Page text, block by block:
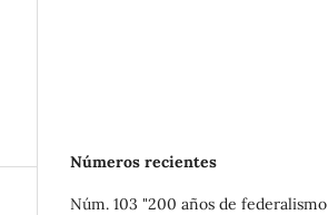
Números recientes
Núm. 103 "200 años de federalismo